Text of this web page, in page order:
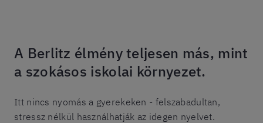
A Berlitz élmény teljesen más, mint
a szokásos iskolai környezet.
Itt nincs nyomás a gyerekeken - felszabadultan,
stressz nélkül használhatják az idegen nyelvet.